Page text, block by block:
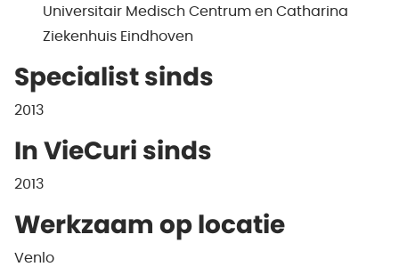
Universitair Medisch Centrum en Catharina
Ziekenhuis Eindhoven
Specialist sinds
2013
In VieCuri sinds
2013
Werkzaam op locatie
Venlo